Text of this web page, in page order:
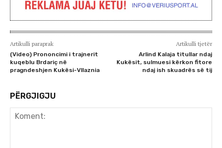
Artikulli paraprak
(Video) Prononcimi i trajnerit
kuqeblu Brdariç në
pragndeshjen Kukësi-Vllaznia
Artikulli tjetër
Arlind Kalaja titullar ndaj
Kukësit, sulmuesi kërkon fitore
ndaj ish skuadrës së tij
PËRGJIGJU